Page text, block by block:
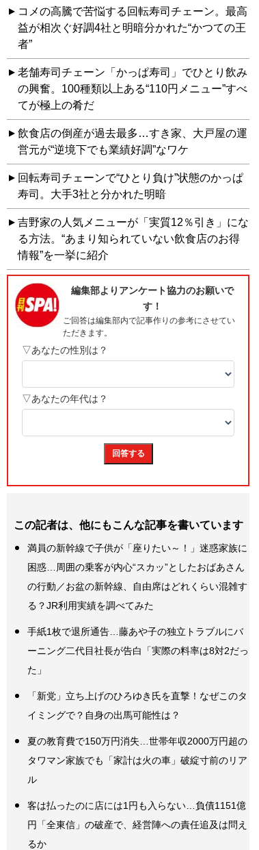
コメの高騰で苦悩する回転寿司チェーン。最高
益が相次ぐ好調4社と明暗分かれた“かつての王
者”
老舗寿司チェーン「かっぱ寿司」でひとり飲み
の興奮。100種類以上ある“110円メニュー”すべ
てが極上の肴だ
飲食店の倒産が過去最多…すき家、大戸屋の運
営元が“逆境下でも業績好調”なワケ
回転寿司チェーンで“ひとり負け”状態のかっぱ
寿司。大手3社と分かれた明暗
吉野家の人気メニューが「実質12％引き」にな
る方法。“あまり知られていない飲食店のお得
情報”を一挙に紹介
この記者は、他にもこんな記事を書いています
満員の新幹線で子供が「座りたい～！」迷惑家族に
困惑…周囲の乗客が内心“スカッ”としたおばあさん
の行動／お盆の新幹線、自由席はどれくらい混雑す
る？JR利用実績を調べてみた
手紙1枚で退所通告…藤あや子の独立トラブルにバ
ーニング二代目社長が告白「実際の料率は8対2だっ
た」
「新党」立ち上げのひろゆき氏を直撃！なぜこのタ
イミングで？自身の出馬可能性は？
夏の教育費で150万円消失…世帯年収2000万円超の
タワマン家族でも「家計は火の車」破綻寸前のリア
ル
客は払ったのに店には1円も入らない…負債1151億
円「全東信」の破産で、経営陣への責任追及は問え
るか